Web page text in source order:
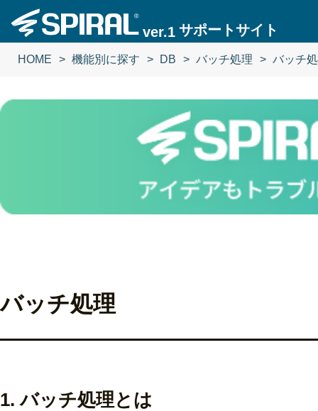
ver.1 サポートサイト
HOME 機能別に探す DB バッチ処理 バッチ
バッチ処理
1. バッチ処理とは